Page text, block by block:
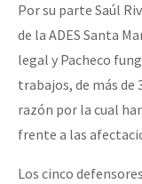
Por su parte Saúl
de la ADES Santa
legal y Pacheco
trabajos, de más de
razón por la cual
frente a las
Los cinco